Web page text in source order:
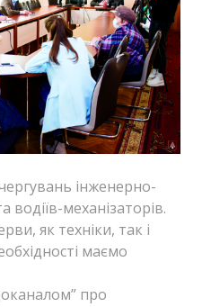
інженерно-
водіїв-механізаторів.
як техніки, так і
маємо
про